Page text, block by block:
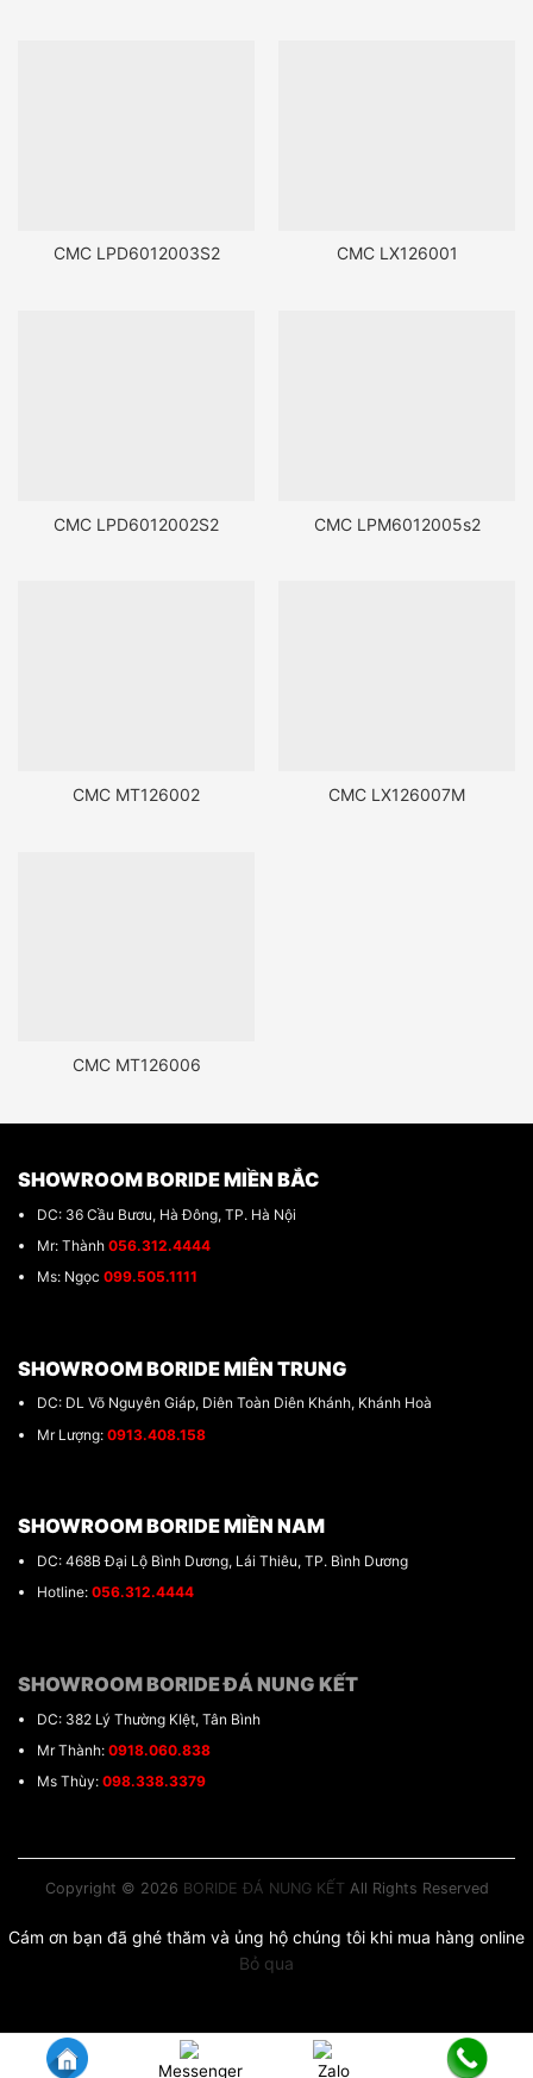
CMC LPD6012003S2 CMC LX126001
CMC LPD6012002S2 CMC LPM6012005s2
CMC MT126002 CMC LX126007M
CMC MT126006
SHOWROOM BORIDE MIỀN BẮC
DC: 36 Cầu Bươu, Hà Đông, TP. Hà Nội
Mr: Thành 056.312.4444
Ms: Ngọc 099.505.1111
SHOWROOM BORIDE MIÊN TRUNG
DC: DL Võ Nguyên Giáp, Diên Toàn Diên Khánh, Khánh Hoà
Mr Lượng: 0913.408.158
SHOWROOM BORIDE MIỀN NAM
DC: 468B Đại Lộ Bình Dương, Lái Thiêu, TP. Bình Dương
Hotline: 056.312.4444
SHOWROOM BORIDE ĐÁ NUNG KẾT
DC: 382 Lý Thường KIệt, Tân Bình
Mr Thành: 0918.060.838
Ms Thùy: 098.338.3379
Copyright © 2026 BORIDE ĐÁ NUNG KẾT All Rights Reserved
Cám ơn bạn đã ghé thăm và ủng hộ chúng tôi khi mua hàng online
Bỏ qua
Messenger Zalo